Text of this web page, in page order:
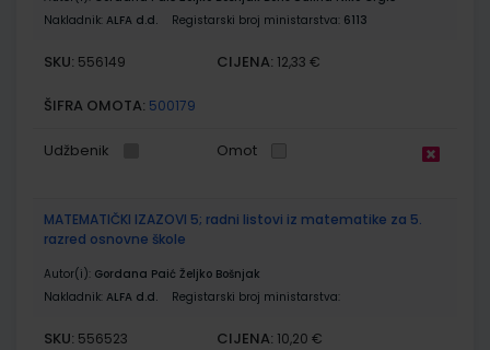
Nakladnik: ALFA d.d. Registarski broj ministarstva: 6113
SKU: 556149 CIJENA: 12,33 €
ŠIFRA OMOTA: 500179
Udžbenik Omot
MATEMATIČKI IZAZOVI 5; radni listovi iz matematike za 5.
razred osnovne škole
Autor(i): Gordana Paić Željko Bošnjak
Nakladnik: ALFA d.d. Registarski broj ministarstva:
SKU: 556523 CIJENA: 10,20 €